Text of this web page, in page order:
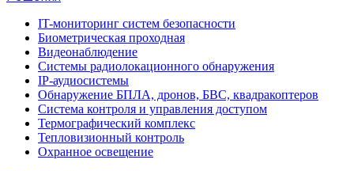
IT-мониторинг систем безопасности
Биометрическая проходная
Видеонаблюдение
Системы радиолокационного обнаружения
IP-аудиосистемы
Обнаружение БПЛА, дронов, БВС, квадракоптеров
Система контроля и управления доступом
Термографический комплекс
Тепловизионный контроль
Охранное освещение